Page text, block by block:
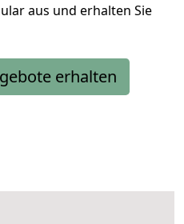
aus und erhalten Sie
erhalten